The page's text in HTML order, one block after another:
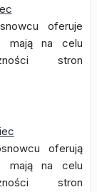
oferuje
mają na celu
stron
oferują
mają na celu
stron